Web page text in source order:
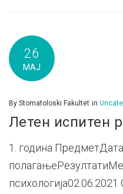
26
МАЈ
By Stomatoloski Fakultet in
Летен испитен
1. година